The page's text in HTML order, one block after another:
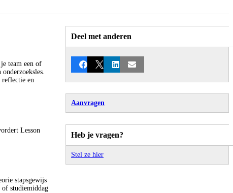
team een of
reflectie en
Lesson
stapsgewijs
of studiemiddag
Deel met anderen
Facebook
X LinkedInE-mail
Aanvragen
Heb je vragen?
Stel ze hier